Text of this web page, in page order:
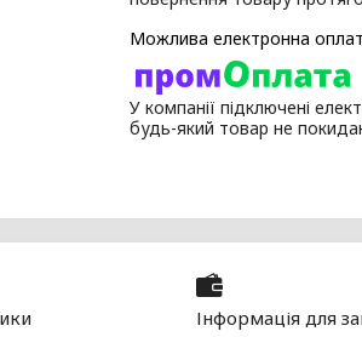
У компанії підключені
будь-який товар не
Інформація для